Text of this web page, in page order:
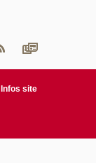
Infos site